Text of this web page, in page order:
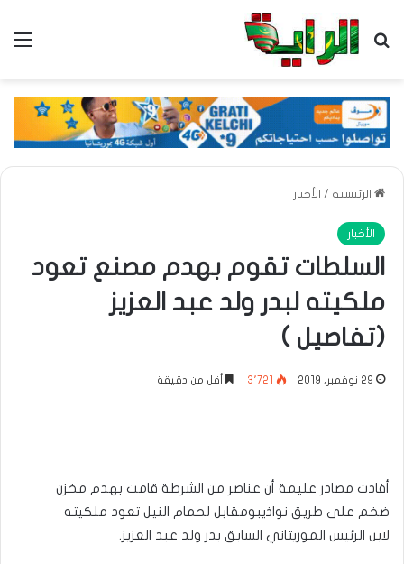
بحث عن
الرئيسية / الأخبار
الأخبار
السلطات تقوم بهدم مصنع تعود
ملكيته لبدر ولد عبد العزيز
(تفاصيل )
29 نوفمبر، 2019 3٬721 أقل من دقيقة
أفادت مصادر عليمة أن عناصر من الشرطة قامت بهدم مخزن
ضخم على طريق نواذيبومقابل لحمام النيل تعود ملكيته
لابن الرئيس الموريتاني السابق بدر ولد عبد العزيز.